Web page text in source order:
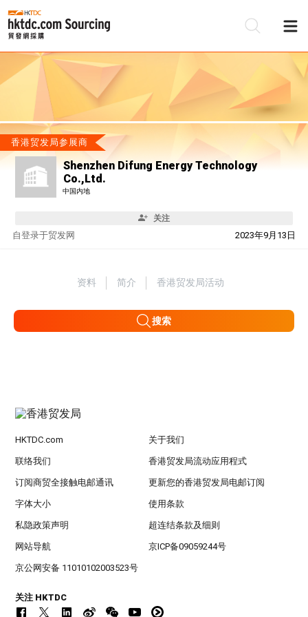
香港贸发局参展商
Shenzhen Difung Energy Technology
Co.,Ltd.
中国内地
关注
自 2023年9月13日
登录于贸发网
资料 简介 香港贸发局活动
搜索
HKTDC.com 关于我们
联络我们 香港贸发局流动应用程式
订阅商贸全接触电邮通讯 更新您的香港贸发局电邮订阅
字体大小 使用条款
私隐政策声明 超连结条款及细则
网站导航 京ICP备09059244号
京公网安备 11010102003523号
关注 HKTDC